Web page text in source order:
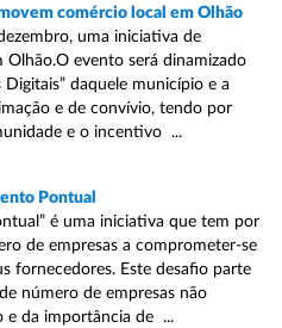
comércio local em Olhão
uma iniciativa de
evento será dinamizado
daquele município e a
e de convívio, tendo por
e o incentivo ...
Pontual
é uma iniciativa que tem por
de empresas a comprometer-se
fornecedores. Este desafio parte
número de empresas não
e da importância de ...